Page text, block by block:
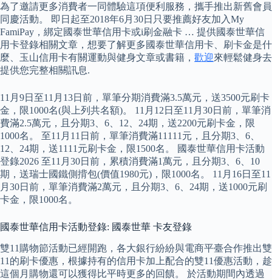
為了邀請更多消費者一同體驗這項便利服務，攜手推出新舊會員
同慶活動。 即日起至2018年6月30日只要推薦好友加入My
FamiPay，綁定國泰世華信用卡或i刷金融卡 … 提供國泰世華信
用卡登錄相關文章，想要了解更多國泰世華信用卡、刷卡金是什
麼、玉山信用卡有關運動與健身文章或書籍， 歡迎來輕鬆健身去
提供您完整相關訊息.
11月9日至11月13日前，單筆分期消費滿3.5萬元，送3500元刷卡
金，限1000名(與上列共名額)。 11月12日至11月30日前，單筆消
費滿2.5萬元，且分期3、6、12、24期，送2200元刷卡金，限
1000名。 至11月11日前，單筆消費滿11111元，且分期3、6、
12、24期，送1111元刷卡金，限1500名。 國泰世華信用卡活動
登錄2026 至11月30日前，累積消費滿1萬元，且分期3、6、10
期，送瑞士國鐵側揹包(價值1980元)，限1000名。 11月16日至11
月30日前，單筆消費滿2萬元，且分期3、6、24期，送1000元刷
卡金，限1000名。
國泰世華信用卡活動登錄: 國泰世華 卡友登錄
雙11購物節活動已經開跑，各大銀行紛紛與電商平臺合作推出雙
11的刷卡優惠，根據持有的信用卡加上配合的雙11優惠活動，趁
這個月購物還可以獲得比平時更多的回饋。 於活動期間內透過